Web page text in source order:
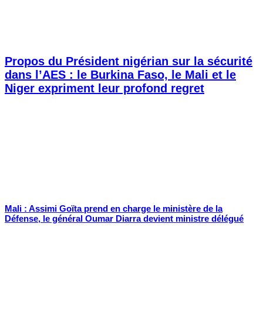
Propos du Président nigérian sur la sécurité
dans l’AES : le Burkina Faso, le Mali et le
Niger expriment leur profond regret
Mali : Assimi Goïta prend en charge le ministère de la
Défense, le général Oumar Diarra devient ministre délégué